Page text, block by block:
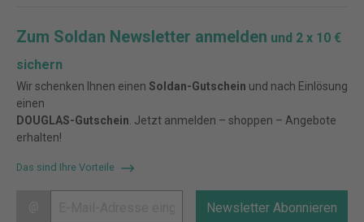
Zum Soldan Newsletter anmelden und 2 x 10 €
sichern
Wir schenken Ihnen einen Soldan-Gutschein und nach Einlösung
einen
DOUGLAS-Gutschein . Jetzt anmelden – shoppen – Angebote
erhalten!
Das sind Ihre Vorteile
Newsletter Abonnieren